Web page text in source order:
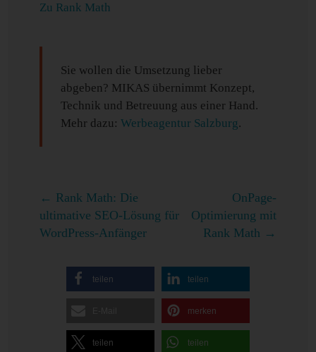
Zu Rank Math
Sie wollen die Umsetzung lieber
abgeben? MIKAS übernimmt Konzept,
Technik und Betreuung aus einer Hand.
Mehr dazu: Werbeagentur Salzburg.
← Rank Math: Die
ultimative SEO-Lösung für
WordPress-Anfänger
OnPage-
Optimierung mit
Rank Math →
teilen teilen
merken
teilen teilen